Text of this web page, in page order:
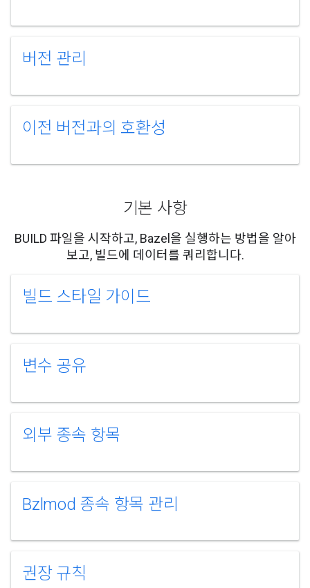
버전 관리
이전 버전과의 호환성
기본 사항
BUILD 파일을 시작하고, Bazel을 실행하는 방법을 알아
보고, 빌드에 데이터를 쿼리합니다.
빌드 스타일 가이드
변수 공유
외부 종속 항목
Bzlmod 종속 항목 관리
권장 규칙